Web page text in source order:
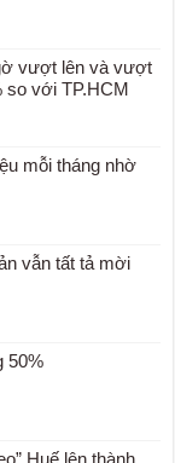
vượt lên và vượt
so với TP.HCM
mỗi tháng nhờ
vẫn tất tả mời
50%